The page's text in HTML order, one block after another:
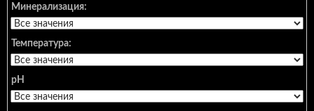
Минерализация:
Температура:
pH